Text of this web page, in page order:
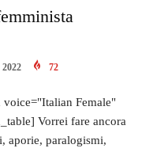
72
Female"
Vorrei fare ancora
aporie, paralogismi,